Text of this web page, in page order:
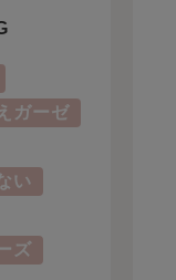
ガーゼ
い
ズ